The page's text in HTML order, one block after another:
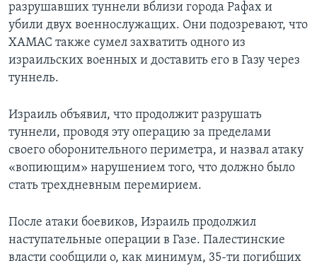
разрушавших туннели вблизи города Рафах и
убили двух военнослужащих. Они подозревают, что
ХАМАС также сумел захватить одного из
израильских военных и доставить его в Газу через
туннель.
Израиль объявил, что продолжит разрушать
туннели, проводя эту операцию за пределами
своего оборонительного периметра, и назвал атаку
«вопиющим» нарушением того, что должно было
стать трехдневным перемирием.
После атаки боевиков, Израиль продолжил
наступательные операции в Газе. Палестинские
власти сообщили о, как минимум, 35-ти погибших